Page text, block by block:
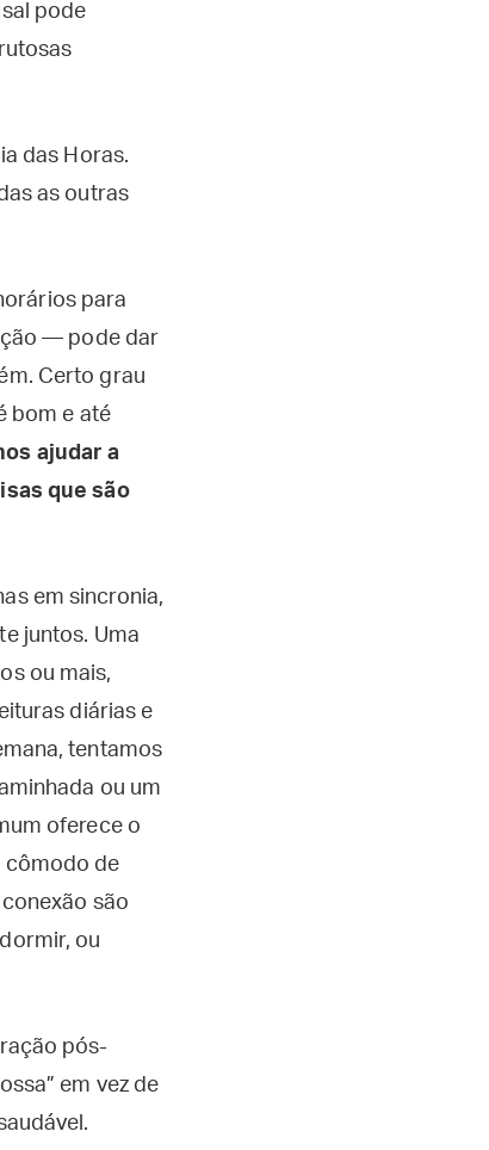
pode
das Horas.
as outras
para
— pode dar
Certo grau
bom e até
ajudar a
que são
em sincronia,
juntos. Uma
ou mais,
diárias e
tentamos
ou um
oferece o
cômodo de
são
ou
pós-
em vez de